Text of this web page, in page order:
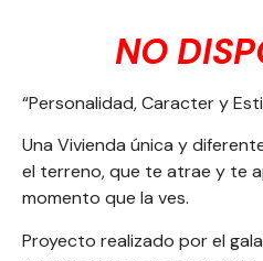
NO
“Personalidad, Caracter y
Una Vivienda única y
el terreno, que te atrae y te
momento que la ves.
Proyecto realizado por el